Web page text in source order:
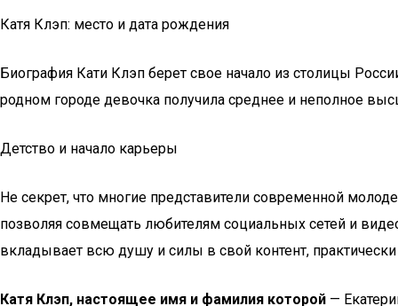
Катя Клэп: место и дата рождения
Биография Кати Клэп берет свое начало из столицы
родном городе девочка получила среднее и неполное
Детство и начало карьеры
Не секрет, что многие представители современной
позволяя совмещать любителям социальных сетей и
вкладывает всю душу и силы в свой контент,
Катя Клэп, настоящее имя и фамилия которой —